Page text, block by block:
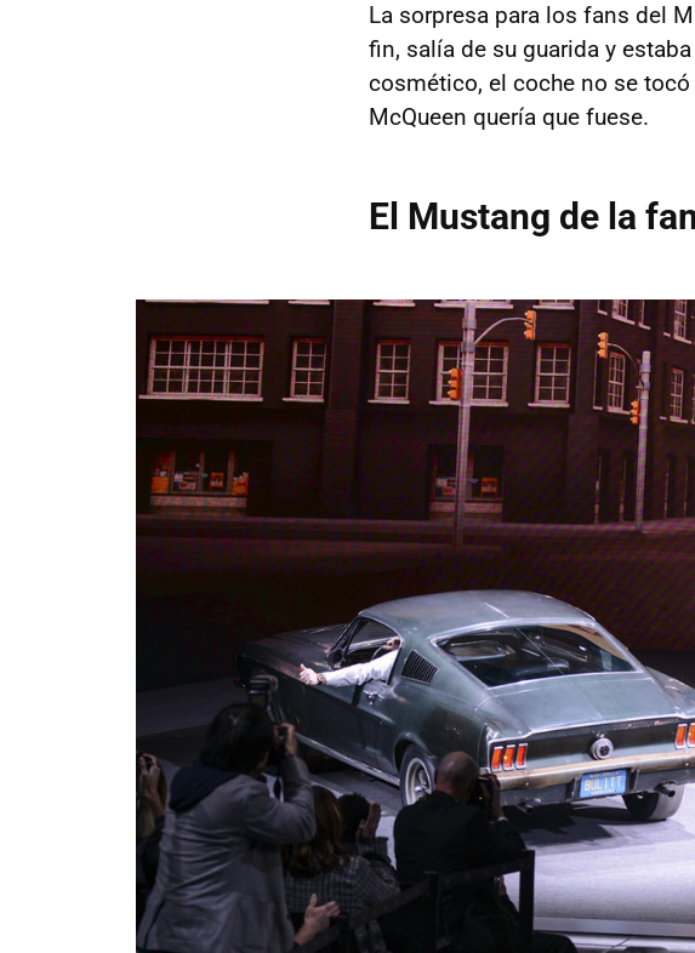
La sorpresa para los fans del
fin, salía de su guarida y
cosmético, el coche no se
McQueen quería que fuese.
El Mustang de la